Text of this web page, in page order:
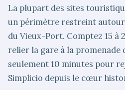
La plupart des sites
un périmètre restreint
du Vieux-Port. Comptez 15 à
relier la gare à la promenade
seulement 10 minutes pour
Simplicio depuis le cœur